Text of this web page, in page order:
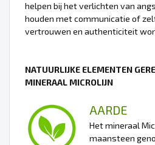
helpen bij het verlichten van
houden met communicatie of
vertrouwen en authenticiteit
NATUURLIJKE ELEMENTEN
MINERAAL MICROLIJN
AARDE
Het mineraal
maansteen